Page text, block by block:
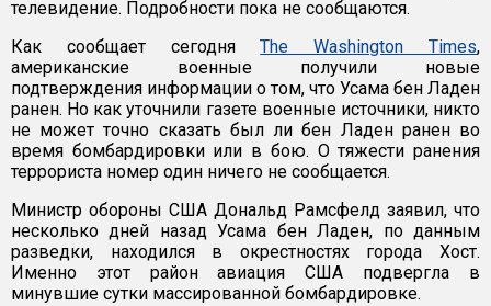
телевидение. Подробности пока не сообщаются.
Как сообщает сегодняThe Washington Times,
американские военные получили новые
подтверждения информации о том, что Усама бен Ладен
ранен. Но как уточнили газете военные источники, никто
не может точно сказать был ли бен Ладен ранен во
время бомбардировки или в бою. О тяжести ранения
террориста номер один ничего не сообщается.
Министр обороны США Дональд Рамсфелд заявил, что
несколько дней назад Усама бен Ладен, по данным
разведки, находился в окрестностях города Хост.
Именно этот район авиация США подвергла в
минувшие сутки массированной бомбардировке.